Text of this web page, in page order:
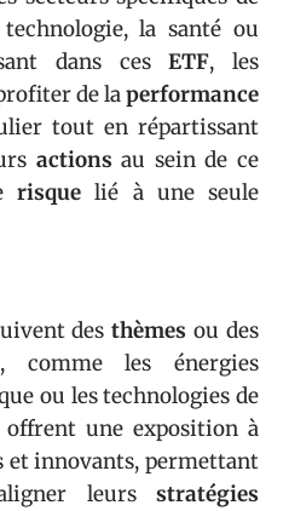
la santé ou
dans cesETF, les
de laperformance
tout en répartissant
actions au sein de ce
risque lié à une seule
desthèmes ou des
comme les énergies
ou les technologies de
offrent une exposition à
et innovants, permettant
leurs stratégies